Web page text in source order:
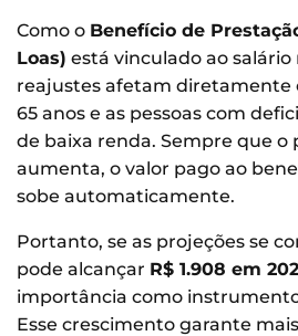
Como o Benefício de
Loas) está vinculado ao salário
reajustes afetam diretamente
65 anos e as pessoas com
de baixa renda. Sempre que o
aumenta, o valor pago ao
sobe automaticamente.
Portanto, se as projeções se
pode alcançar R$ 1.908 em
importância como
Esse crescimento garante